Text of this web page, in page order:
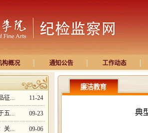
构概况 | 通知公告 | 工作动态 |
征... 11-24
五... 09-23
关... 09-06
廉洁教育
典